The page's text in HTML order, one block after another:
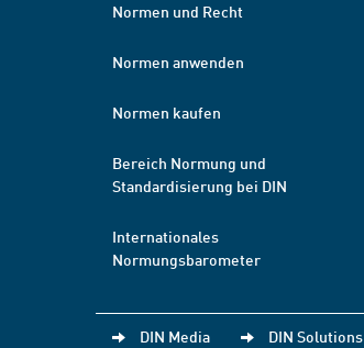
Normen und Recht
Normen anwenden
Normen kaufen
Bereich Normung und
Standardisierung bei DIN
Internationales
Normungsbarometer
DIN Media DIN Solutions